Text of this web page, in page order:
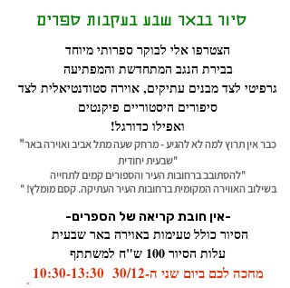
סיור בבאר שבע בעקבות ספרים
הצטרפו אלי לבוקר ספרותי מיוחד
בבירת הנגב המתחדשת והמפתיעה
גרפיטי לצד מבנים עתיקים, אוירה סטודנטיאלית לצד
סיפורים היסטוריים פיקנטים
ואפילו כדורגל!
" כבר אין תרוץ למה לא להגיע - מרחק שעה מתל אביב ואוירה באר
שבעית יחודית"​
"להסתובב ברחובות העיר והספורים קמים לתחייה
בשילוב האווירה המקומית ברחובות העיר העתיקה. קסם מומלץ! "
-אין חובת קריאה של הספרים-
הסיור כולל טעימות באוירה באר שבעית
עלות הסיור 100 ש"ח למשתתף
מחכה לכם ביום שני ה-30/12 10:30-13:30